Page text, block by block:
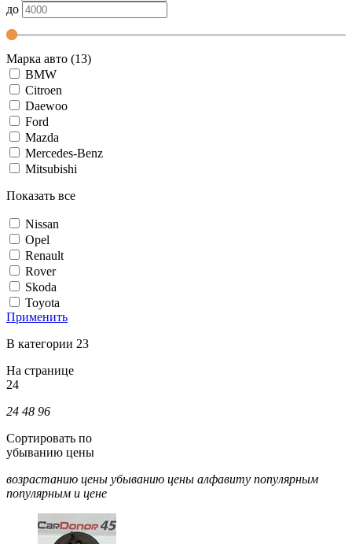
до
Марка авто (13)
BMW
Citroen
Daewoo
Ford
Mazda
Mercedes-Benz
Mitsubishi
Показать все
Nissan
Opel
Renault
Rover
Skoda
Toyota
Применить
В категории 23
На странице
24
24 48 96
Сортировать по
убыванию цены
возрастанию цены убыванию цены алфавиту популярным
популярным и цене